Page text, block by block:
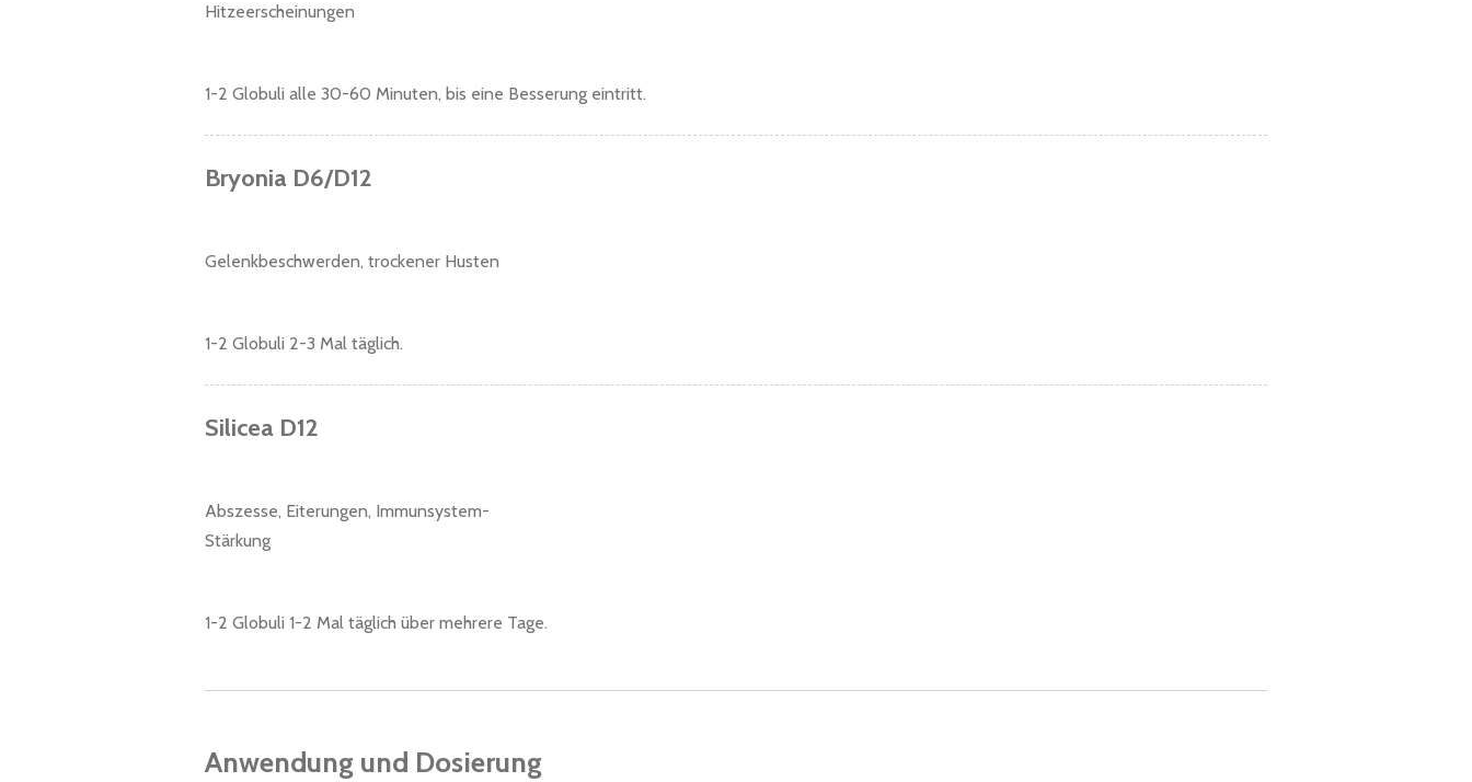
Hitzeerscheinungen
1-2 Globuli alle 30-60 Minuten, bis eine Besserung eintritt.
Bryonia D6/D12
Gelenkbeschwerden, trockener Husten
1-2 Globuli 2-3 Mal täglich.
Silicea D12
Abszesse, Eiterungen, Immunsystem-
Stärkung
1-2 Globuli 1-2 Mal täglich über mehrere Tage.
Anwendung und Dosierung